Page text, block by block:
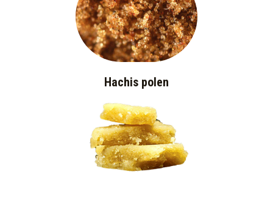
Hachis polen